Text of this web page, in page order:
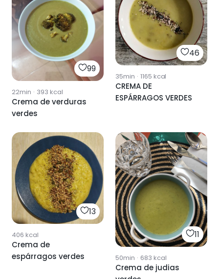
99
22min · 393 kcal
Crema de verduras
verdes
46
35min · 1165 kcal
CREMA DE
ESPÁRRAGOS VERDES
13
406 kcal
Crema de
espárragos verdes
11
50min · 683 kcal
Crema de judias